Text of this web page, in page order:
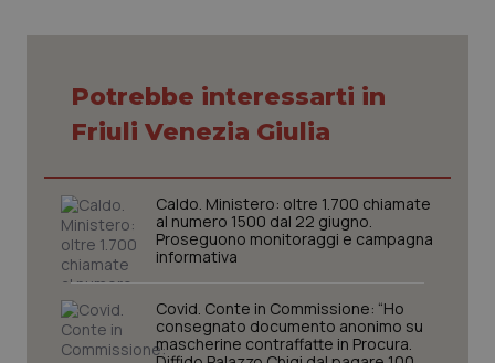
Sardegna
Sicilia
Toscana
Umbria
Malattia di Crohn & Rettocolite Ulcerosa
Neuroscienze & patologie neurodegenerative
Obesità
Oftalmologia
Potrebbe interessarti in
Friuli Venezia Giulia
Caldo. Ministero: oltre 1.700 chiamate
al numero 1500 dal 22 giugno.
Proseguono monitoraggi e campagna
informativa
Covid. Conte in Commissione: “Ho
consegnato documento anonimo su
mascherine contraffatte in Procura.